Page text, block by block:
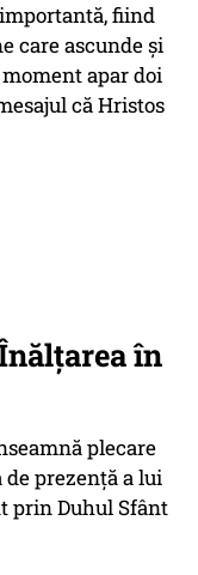
fiind
care ascunde și
apar doi
că Hristos
în
plecare
prezență a lui
prin Duhul Sfânt